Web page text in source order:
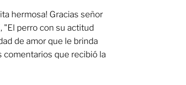
hermosa! Gracias señor
"El perro con su actitud
de amor que le brinda
comentarios que recibió la